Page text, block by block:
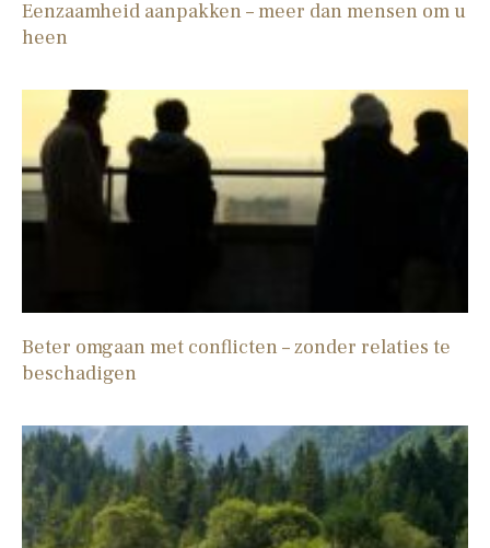
Eenzaamheid aanpakken – meer dan mensen om u
heen
Beter omgaan met conflicten – zonder relaties te
beschadigen